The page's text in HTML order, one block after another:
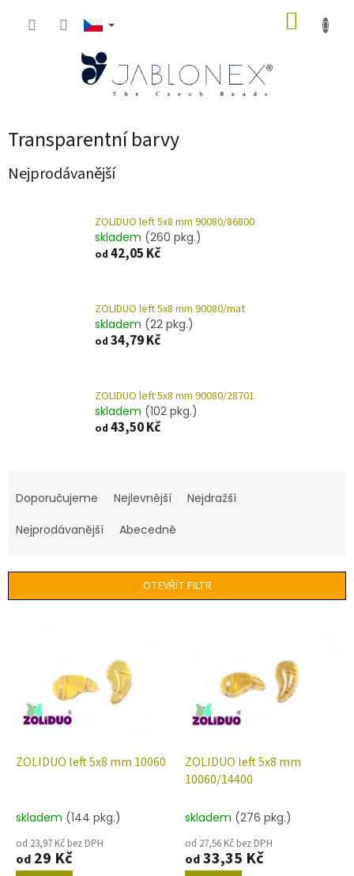
Transparentní barvy
Nejprodávanější
ZOLIDUO left 5x8 mm 90080/86800
skladem (260 pkg.)
od 42,05 Kč
ZOLIDUO left 5x8 mm 90080/mat
skladem (22 pkg.)
od 34,79 Kč
ZOLIDUO left 5x8 mm 90080/28701
skladem (102 pkg.)
od 43,50 Kč
í
r
Doporučujeme Nejlevnější
Nejdražší
Nejprodávanější
Abecedně
OTEVŘÍT FILTR
ZOLIDUO left 5x8 mm 10060
skladem (144 pkg.)
od 23,97 Kč bez DPH
od 29 Kč
ZOLIDUO left 5x8 mm
10060/14400
skladem (276 pkg.)
od 27,56 Kč bez DPH
od33,35 Kč